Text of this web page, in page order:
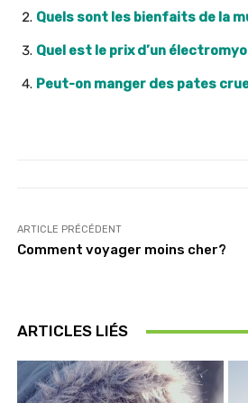
Quels sont les bienfaits de la
Quel est le prix d’un
Peut-on manger des pates
ARTICLE PRÉCÉDENT
Comment voyager moins cher?
ARTICLES LIÉS